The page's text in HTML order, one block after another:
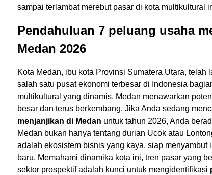
sampai terlambat merebut pasar di kota multikultural
Pendahuluan 7 peluang usaha
Medan 2026
Kota Medan, ibu kota Provinsi Sumatera Utara, telah
salah satu pusat ekonomi terbesar di Indonesia
multikultural yang dinamis, Medan menawarkan
besar dan terus berkembang. Jika Anda sedang
menjanjikan di Medan untuk tahun 2026, Anda
Medan bukan hanya tentang durian Ucok atau
adalah ekosistem bisnis yang kaya, siap menyambut
baru. Memahami dinamika kota ini, tren pasar yang
sektor prospektif adalah kunci untuk mengidentifikasi